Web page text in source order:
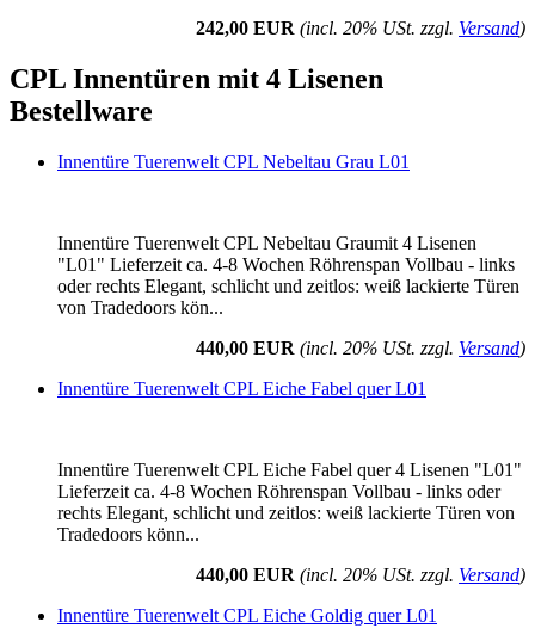
242,00 EUR (incl. 20% USt. zzgl. Versand)
CPL Innentüren mit 4 Lisenen
Bestellware
Innentüre Tuerenwelt CPL Nebeltau Grau L01
Innentüre Tuerenwelt CPL Nebeltau Graumit 4 Lisenen
"L01" Lieferzeit ca. 4-8 Wochen Röhrenspan Vollbau - links
oder rechts Elegant, schlicht und zeitlos: weiß lackierte Türen
von Tradedoors kön...
440,00 EUR (incl. 20% USt. zzgl. Versand)
Innentüre Tuerenwelt CPL Eiche Fabel quer L01
Innentüre Tuerenwelt CPL Eiche Fabel quer 4 Lisenen "L01"
Lieferzeit ca. 4-8 Wochen Röhrenspan Vollbau - links oder
rechts Elegant, schlicht und zeitlos: weiß lackierte Türen von
Tradedoors könn...
440,00 EUR (incl. 20% USt. zzgl. Versand)
Innentüre Tuerenwelt CPL Eiche Goldig quer L01